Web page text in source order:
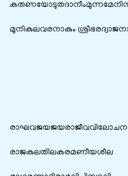
മുനികുലവരനാകും
രാഘവജയജയരാജീവവിലോചന
രാജകുലതിലകരമണീയശീല